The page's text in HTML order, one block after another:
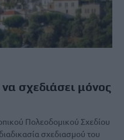
σχεδιάσει μόνος
Πολεοδομικού Σχεδίου
σχεδιασμού του